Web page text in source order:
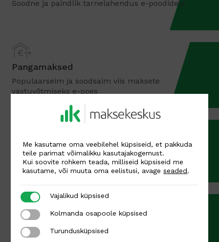
Soodne ja paindlik tarnelahendus e-poodidele
Pangamaksed
Populaarseim ja soodsaim viis maksete
vastuvõtmiseks e-poes
Kaardimaksed
Visa, MasterCard
Apple Pay ja Google Pay
Ülimugav ja -kiire makseviis
Me kasutame oma veebilehel küpsiseid, et pakkuda
teile parimat võimalikku kasutajakogemust.
Kui soovite rohkem teada, milliseid küpsiseid me
kasutame, või muuta oma eelistusi, avageseaded.
Vajalikud küpsised
Vajalikud küpsised
Kolmanda osapoole küpsised
Kolmanda osapoole küpsised
Turundusküpsised
Turundusküpsised